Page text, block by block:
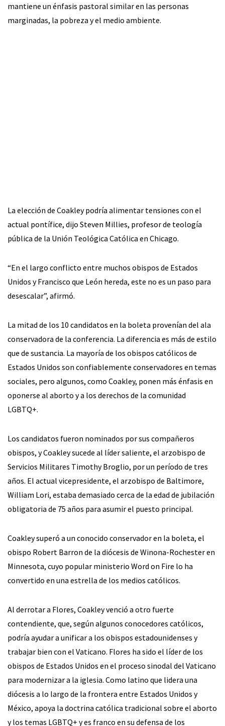
mantiene un énfasis pastoral similar en las personas
marginadas, la pobreza y el medio ambiente.
La elección de Coakley podría alimentar tensiones con el
actual pontífice, dijo Steven Millies, profesor de teología
pública de la Unión Teológica Católica en Chicago.
“En el largo conflicto entre muchos obispos de Estados
Unidos y Francisco que León hereda, este no es un paso para
desescalar”, afirmó.
La mitad de los 10 candidatos en la boleta provenían del ala
conservadora de la conferencia. La diferencia es más de estilo
que de sustancia. La mayoría de los obispos católicos de
Estados Unidos son confiablemente conservadores en temas
sociales, pero algunos, como Coakley, ponen más énfasis en
oponerse al aborto y a los derechos de la comunidad
LGBTQ+.
Los candidatos fueron nominados por sus compañeros
obispos, y Coakley sucede al líder saliente, el arzobispo de
Servicios Militares Timothy Broglio, por un período de tres
años. El actual vicepresidente, el arzobispo de Baltimore,
William Lori, estaba demasiado cerca de la edad de jubilación
obligatoria de 75 años para asumir el puesto principal.
Coakley superó a un conocido conservador en la boleta, el
obispo Robert Barron de la diócesis de Winona-Rochester en
Minnesota, cuyo popular ministerio Word on Fire lo ha
convertido en una estrella de los medios católicos.
Al derrotar a Flores, Coakley venció a otro fuerte
contendiente, que, según algunos conocedores católicos,
podría ayudar a unificar a los obispos estadounidenses y
trabajar bien con el Vaticano. Flores ha sido el líder de los
obispos de Estados Unidos en el proceso sinodal del Vaticano
para modernizar a la iglesia. Como latino que lidera una
diócesis a lo largo de la frontera entre Estados Unidos y
México, apoya la doctrina católica tradicional sobre el aborto
y los temas LGBTQ+ y es franco en su defensa de los